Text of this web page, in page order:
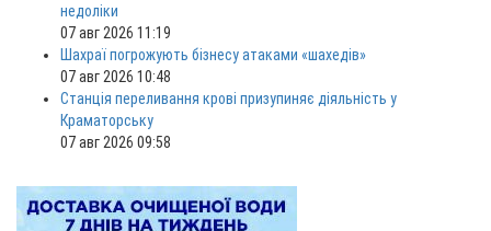
недоліки
07 авг 2026 11:19
Шахраї погрожують бізнесу атаками «шахедів»
07 авг 2026 10:48
Станція переливання крові призупиняє діяльність у
Краматорську
07 авг 2026 09:58